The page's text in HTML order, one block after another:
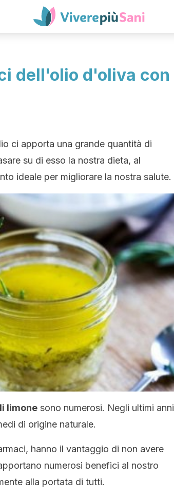
dell'olio d'oliva con
ci apporta una grande quantità di
su di esso la nostra dieta, al
ideale per migliorare la nostra salute.
limone sono numerosi. Negli ultimi anni
di origine naturale.
hanno il vantaggio di non avere
numerosi benefici al nostro
alla portata di tutti.